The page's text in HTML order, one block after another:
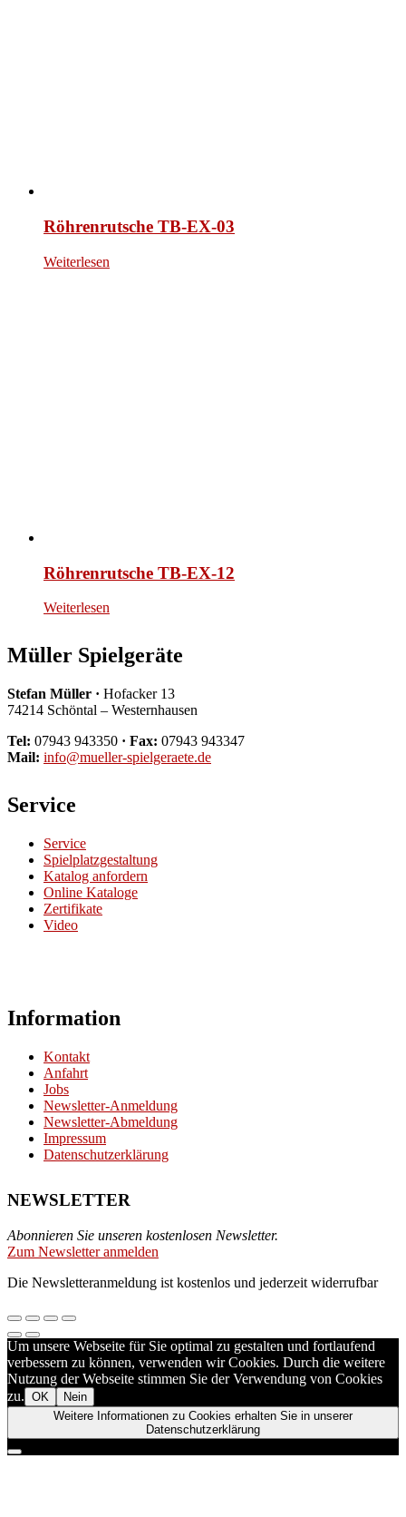
Röhrenrutsche TB-EX-03
Weiterlesen
Röhrenrutsche TB-EX-12
Weiterlesen
Müller Spielgeräte
Stefan Müller · Hofacker 13
74214 Schöntal – Westernhausen
Tel: 07943 943350 · Fax: 07943 943347
Mail: info@mueller-spielgeraete.de
Service
Service
Spielplatzgestaltung
Katalog anfordern
Online Kataloge
Zertifikate
Video
Information
Kontakt
Anfahrt
Jobs
Newsletter-Anmeldung
Newsletter-Abmeldung
Impressum
Datenschutzerklärung
NEWSLETTER
Abonnieren Sie unseren kostenlosen Newsletter.
Zum Newsletter anmelden
Die Newsletteranmeldung ist kostenlos und jederzeit widerrufbar
Um unsere Webseite für Sie optimal zu gestalten und fortlaufend
verbessern zu können, verwenden wir Cookies. Durch die weitere
Nutzung der Webseite stimmen Sie der Verwendung von Cookies
zu. OK
Nein
Weitere Informationen zu Cookies erhalten Sie in unserer
Datenschutzerklärung